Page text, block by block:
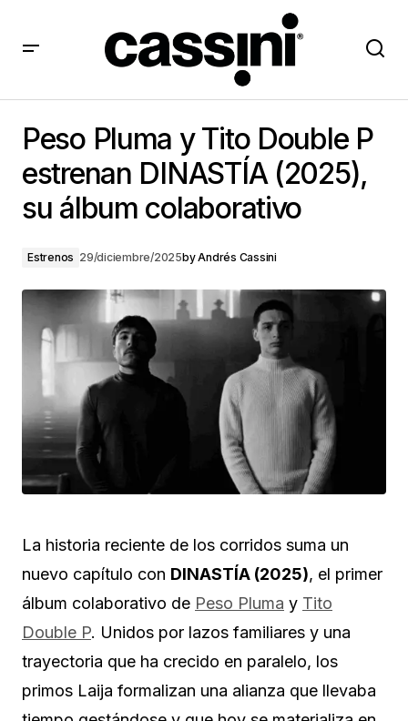
(2025), su álbum colaborativo
Peso Pluma y Tito Double P
estrenan DINASTÍA (2025),
su álbum colaborativo
Estrenos 29/diciembre/2025byAndrés Cassini
La historia reciente de los corridos suma un
nuevo capítulo con DINASTÍA (2025), el primer
álbum colaborativo de Peso Pluma y Tito
Double P. Unidos por lazos familiares y una
trayectoria que ha crecido en paralelo, los
primos Laija formalizan una alianza que llevaba